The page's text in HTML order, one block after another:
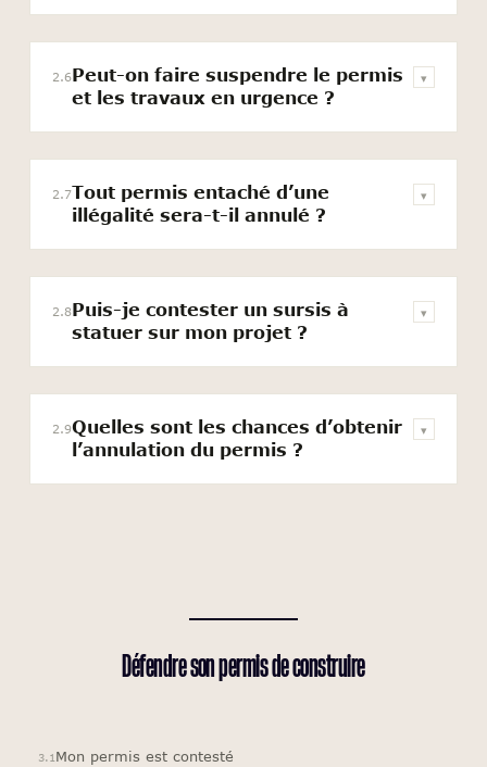
2.6Peut-on faire suspendre le permis
et les travaux en urgence ?
▾
2.7Tout permis entaché d’une
illégalité sera-t-il annulé ?
▾
2.8Puis-je contester un sursis à
statuer sur mon projet ?
▾
2.9Quelles sont les chances d’obtenir
l’annulation du permis ?
▾
Défendre sonpermis de construire
3.1 Mon permis est contesté